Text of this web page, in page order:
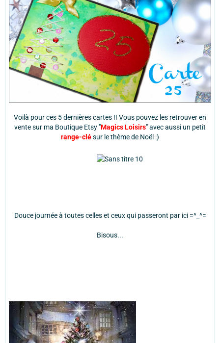
Voilà pour ces 5 dernières cartes !! Vous pouvez les retrouver en
vente sur ma Boutique Etsy "Magics Loisirs" avec aussi un petit
range-clésur le thème de Noël :)
Douce journée à toutes celles et ceux qui passeront par ici =^_^=
Bisous...